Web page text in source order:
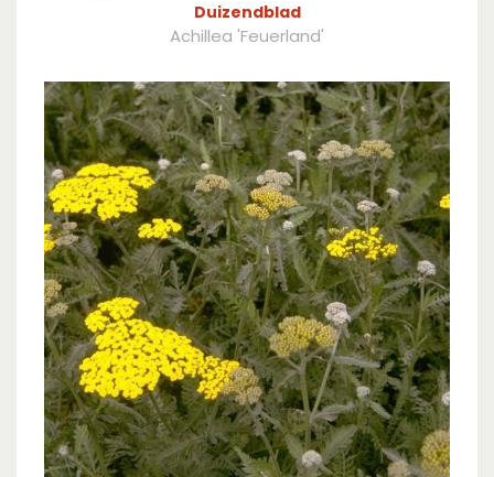
Duizendblad
Achillea 'Feuerland'